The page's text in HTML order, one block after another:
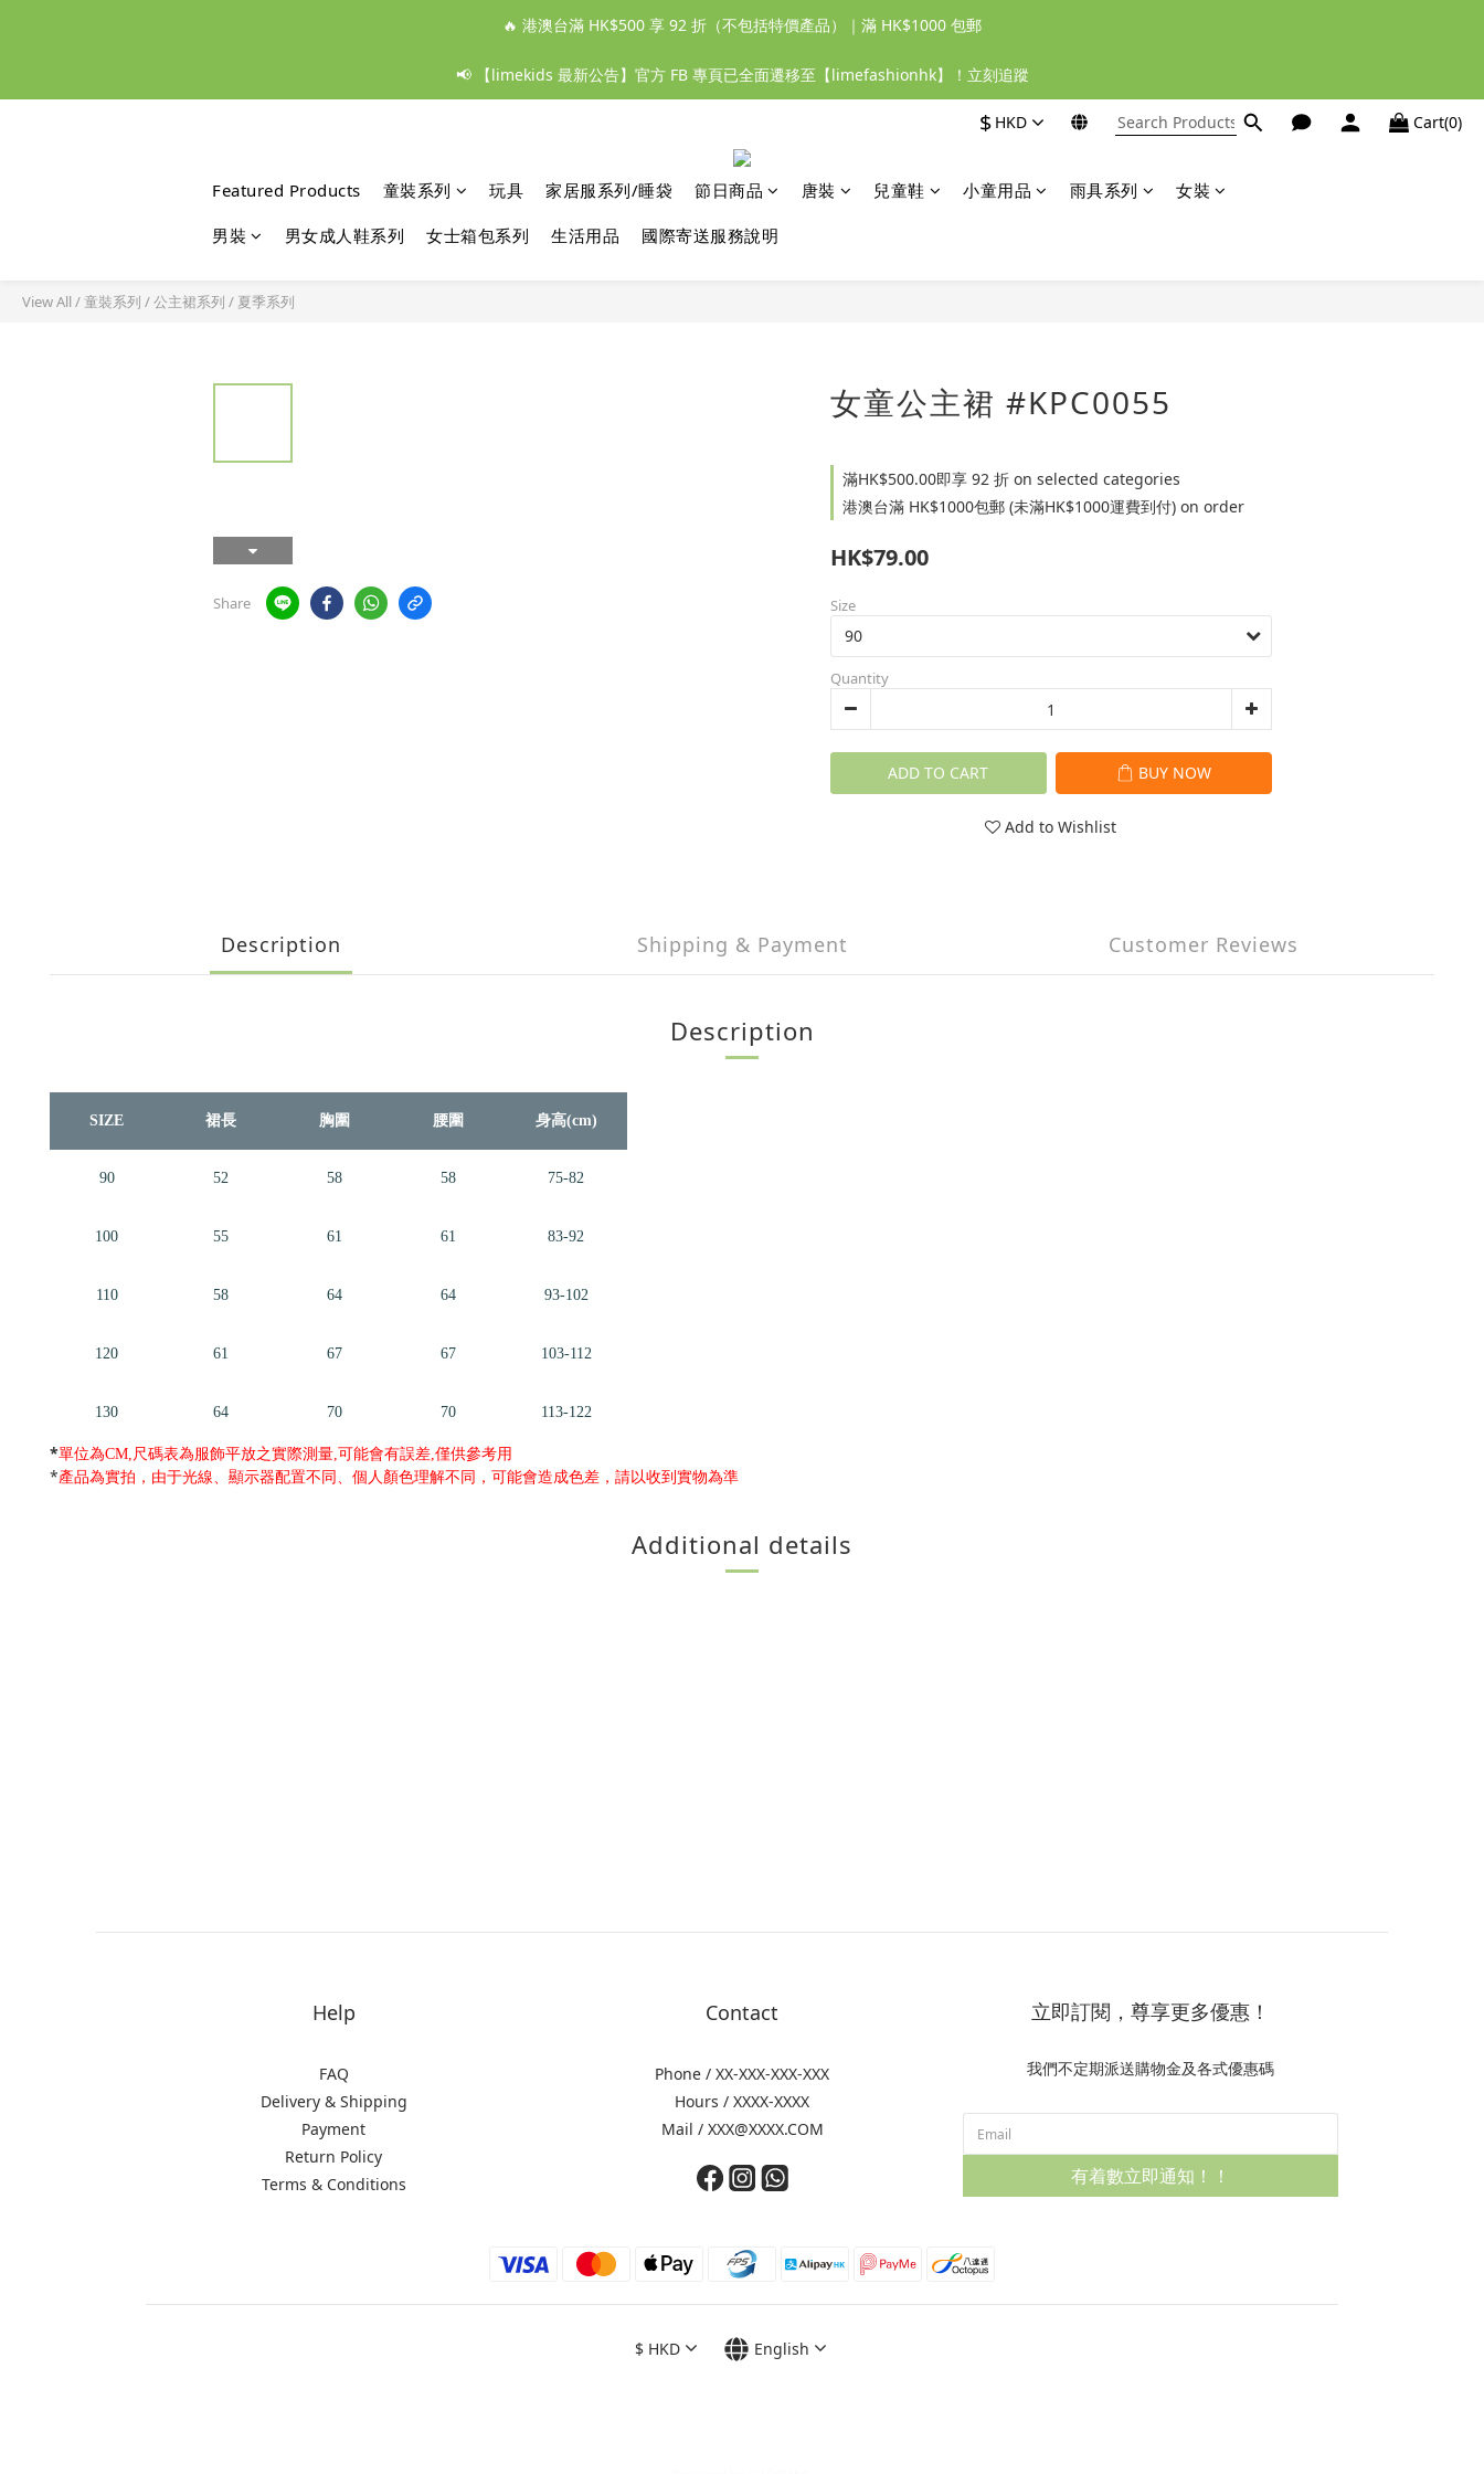
🔥 港澳台滿 HK$500 享 92 折（不包括特價產品）｜滿 HK$1000 包郵
📢 【limekids 最新公告】官方 FB 專頁已全面遷移至【limefashionhk】！立刻追蹤
$ HKD Cart(0)
Featured Products 童裝系列 玩具 家居服系列/睡袋 節日商品 唐裝 兒童鞋 小童用品 雨具系列 女裝
男裝 男女成人鞋系列 女士箱包系列 生活用品 國際寄送服務說明
View All/童裝系列 /公主裙系列 / 夏季系列
Share
女童公主裙 #KPC0055
滿HK$500.00即享 92 折 on selected categories
港澳台滿 HK$1000包郵 (未滿HK$1000運費到付) on order
HK$79.00
Size
Quantity
ADD TO CART BUY NOW
Add to Wishlist
Description Shipping & Payment Customer Reviews
Description
SIZE 裙長 胸圍 腰圍 身高(cm)
90 52 58 58 75-82
100 55 61 61 83-92
110 58 64 64 93-102
120 61 67 67 103-112
130 64 70 70 113-122
*單位為CM,尺碼表為服飾平放之實際測量,可能會有誤差,僅供參考用
*產品為實拍，由于光線、顯示器配置不同、個人顏色理解不同，可能會造成色差，請以收到實物為準
Additional details
Help
FAQ
Delivery & Shipping
Payment
Return Policy
Terms & Conditions
Contact
Phone / XX-XXX-XXX-XXX
Hours / XXXX-XXXX
Mail / XXX@XXXX.COM
立即訂閱，尊享更多優惠！
我們不定期派送購物金及各式優惠碼
有着數立即通知！！
$ HKD English